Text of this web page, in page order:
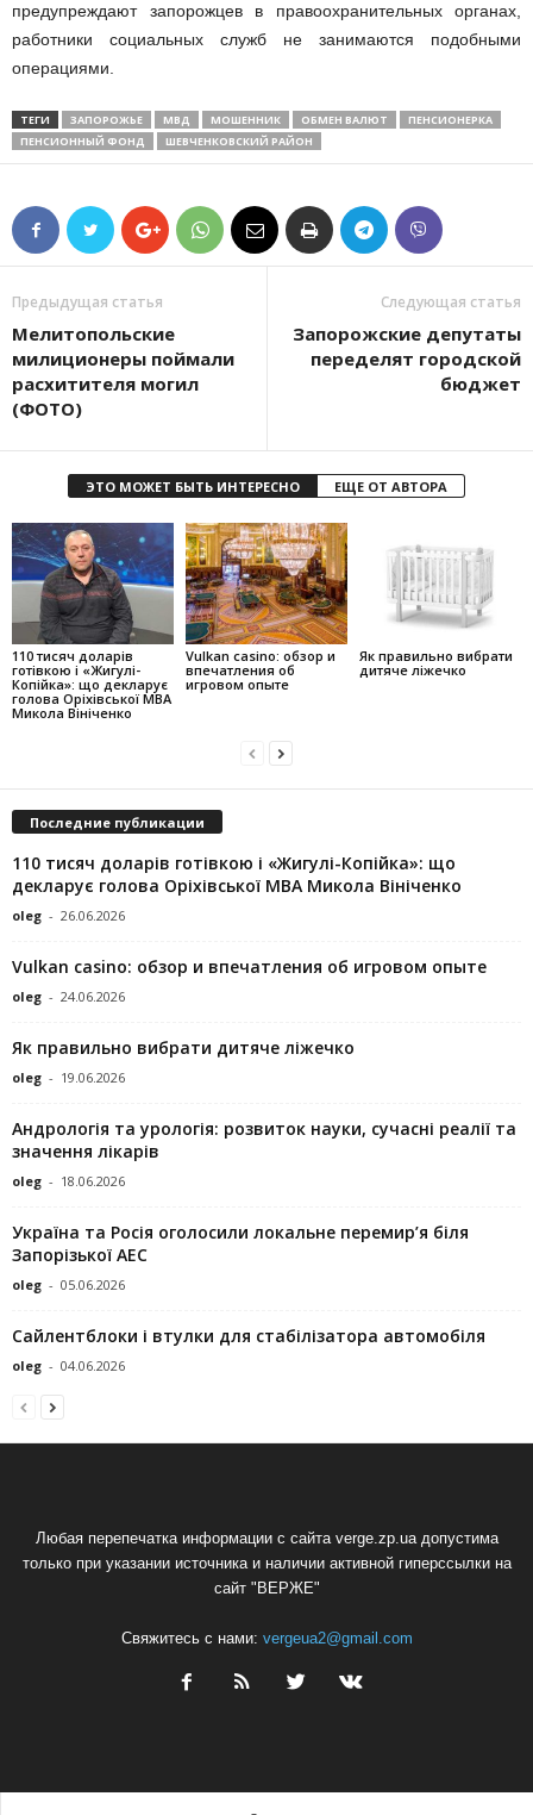
предупреждают запорожцев в правоохранительных органах,
работники социальных служб не занимаются подобными
операциями.
ТЕГИ ЗАПОРОЖЬЕ МВД МОШЕННИК ОБМЕН ВАЛЮТ
ПЕНСИОНЕРКА
ПЕНСИОННЫЙ ФОНД
ШЕВЧЕНКОВСКИЙ РАЙОН
Предыдущая статья
Мелитопольские
милиционеры поймали
расхитителя могил
(ФОТО)
Следующая статья
Запорожские депутаты
переделят городской
бюджет
ЭТО МОЖЕТ БЫТЬ ИНТЕРЕСНО ЕЩЕ ОТ АВТОРА
110 тисяч доларів
готівкою і «Жигулі-
Копійка»: що декларує
голова Оріхівської МВА
Микола Вініченко
Vulkan casino: обзор и
впечатления об
игровом опыте
Як правильно вибрати
дитяче ліжечко
Последние публикации
110 тисяч доларів готівкою і «Жигулі-Копійка»: що
декларує голова Оріхівської МВА Микола Вініченко
oleg - 26.06.2026
Vulkan casino: обзор и впечатления об игровом опыте
oleg - 24.06.2026
Як правильно вибрати дитяче ліжечко
oleg - 19.06.2026
Андрологія та урологія: розвиток науки, сучасні реалії та
значення лікарів
oleg - 18.06.2026
Україна та Росія оголосили локальне перемир’я біля
Запорізької АЕС
oleg - 05.06.2026
Сайлентблоки і втулки для стабілізатора автомобіля
oleg - 04.06.2026
Любая перепечатка информации с сайта verge.zp.ua допустима
только при указании источника и наличии активной гиперссылки на
сайт "ВЕРЖЕ"
Свяжитесь с нами: vergeua2@gmail.com